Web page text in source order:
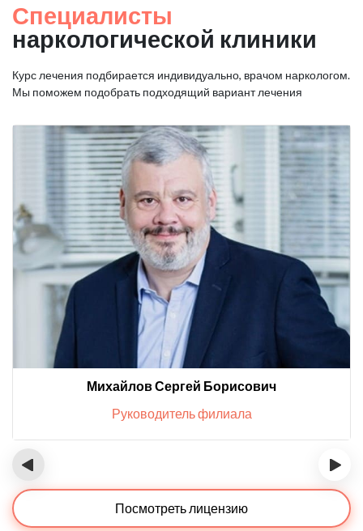
Специалисты
наркологической клиники
Курс лечения подбирается индивидуально, врачом наркологом.
Мы поможем подобрать подходящий вариант лечения
Михайлов Сергей Борисович
Руководитель филиала
‹ ›
Посмотреть лицензию